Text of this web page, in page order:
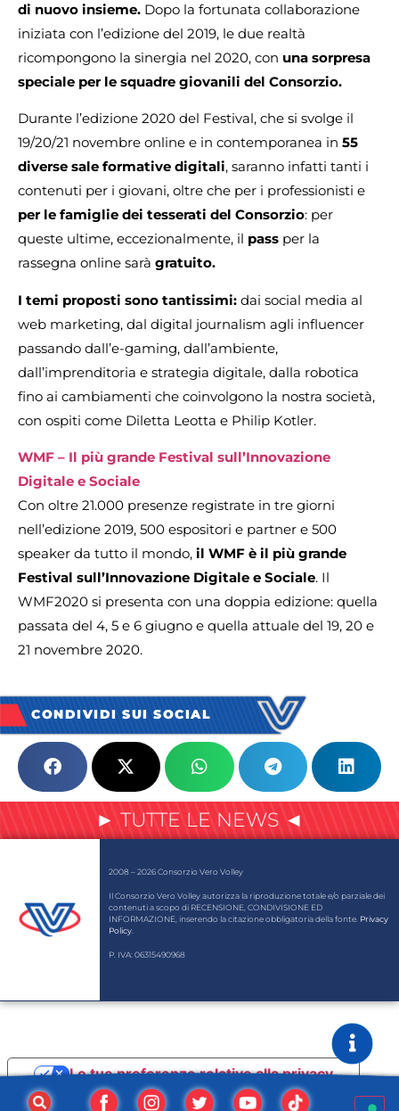
di nuovo insieme. Dopo la fortunata collaborazione
iniziata con l’edizione del 2019, le due realtà
ricompongono la sinergia nel 2020, con una sorpresa
speciale per le squadre giovanili del Consorzio.
Durante l’edizione 2020 del Festival, che si svolge il
19/20/21 novembre online e in contemporanea in 55
diverse sale formative digitali, saranno infatti tanti i
contenuti per i giovani, oltre che per i professionisti e
per le famiglie dei tesserati del Consorzio: per
queste ultime, eccezionalmente, il pass per la
rassegna online sarà gratuito.
I temi proposti sono tantissimi: dai social media al
web marketing, dal digital journalism agli influencer
passando dall’e-gaming, dall’ambiente,
dall’imprenditoria e strategia digitale, dalla robotica
fino ai cambiamenti che coinvolgono la nostra società,
con ospiti come Diletta Leotta e Philip Kotler.
WMF – Il più grande Festival sull’Innovazione
Digitale e Sociale
Con oltre 21.000 presenze registrate in tre giorni
nell’edizione 2019, 500 espositori e partner e 500
speaker da tutto il mondo, il WMF è il più grande
Festival sull’Innovazione Digitale e Sociale. Il
WMF2020 si presenta con una doppia edizione: quella
passata del 4, 5 e 6 giugno e quella attuale del 19, 20 e
21 novembre 2020.
CONDIVIDI SUI SOCIAL
► TUTTE LE NEWS ◄
2008 – 2026 Consorzio Vero Volley
Il Consorzio Vero Volley autorizza la riproduzione totale e/o parziale dei
contenuti a scopo di RECENSIONE, CONDIVISIONE ED
INFORMAZIONE, inserendo la citazione obbligatoria della fonte. Privacy
Policy
P. IVA: 06315490968
Informativa sulla raccolta
Le tue preferenze relative alla privacy